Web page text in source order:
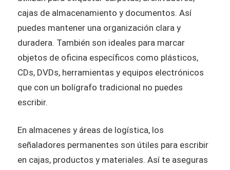
cajas de almacenamiento y documentos. Así
puedes mantener una organización clara y
duradera. También son ideales para marcar
objetos de oficina específicos como plásticos,
CDs, DVDs, herramientas y equipos electrónicos
que con un bolígrafo tradicional no puedes
escribir.
En almacenes y áreas de logística, los
señaladores permanentes son útiles para escribir
en cajas, productos y materiales. Así te aseguras